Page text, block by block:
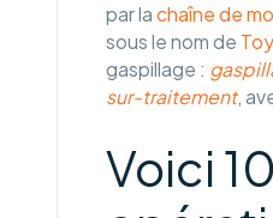
par la chaîne de
sous le nom de
gaspillage :
sur-traitement,
Voici